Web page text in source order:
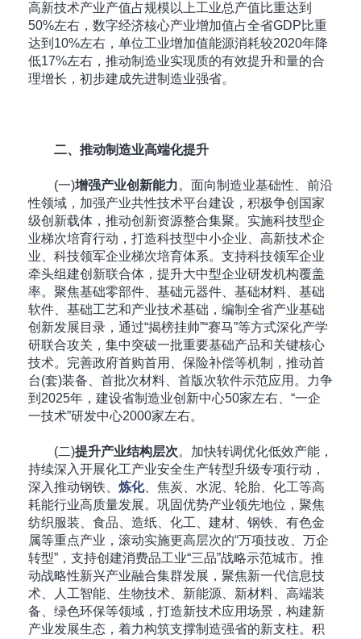
高新技术产业产值占规模以上工业总产值比重达到
50%左右，数字经济核心产业增加值占全省GDP比重
达到10%左右，单位工业增加值能源消耗较2020年降
低17%左右，推动制造业实现质的有效提升和量的合
理增长，初步建成先进制造业强省。
二、推动制造业高端化提升
(一)增强产业创新能力。面向制造业基础性、前沿
性领域，加强产业共性技术平台建设，积极争创国家
级创新载体，推动创新资源整合集聚。实施科技型企
业梯次培育行动，打造科技型中小企业、高新技术企
业、科技领军企业梯次培育体系。支持科技领军企业
牵头组建创新联合体，提升大中型企业研发机构覆盖
率。聚焦基础零部件、基础元器件、基础材料、基础
软件、基础工艺和产业技术基础，编制全省产业基础
创新发展目录，通过“揭榜挂帅”“赛马”等方式深化产学
研联合攻关，集中突破一批重要基础产品和关键核心
技术。完善政府首购首用、保险补偿等机制，推动首
台(套)装备、首批次材料、首版次软件示范应用。力争
到2025年，建设省制造业创新中心50家左右、“一企
一技术”研发中心2000家左右。
(二)提升产业结构层次。加快转调优化低效产能，
持续深入开展化工产业安全生产转型升级专项行动，
深入推动钢铁、 炼化、焦炭、水泥、轮胎、化工等高
耗能行业高质量发展。巩固优势产业领先地位，聚焦
纺织服装、食品、造纸、化工、建材、钢铁、有色金
属等重点产业，滚动实施更高层次的“万项技改、万企
转型”，支持创建消费品工业“三品”战略示范城市。推
动战略性新兴产业融合集群发展，聚焦新一代信息技
术、人工智能、生物技术、新能源、新材料、高端装
备、绿色环保等领域，打造新技术应用场景，构建新
产业发展生态，着力构筑支撑制造强省的新支柱。积